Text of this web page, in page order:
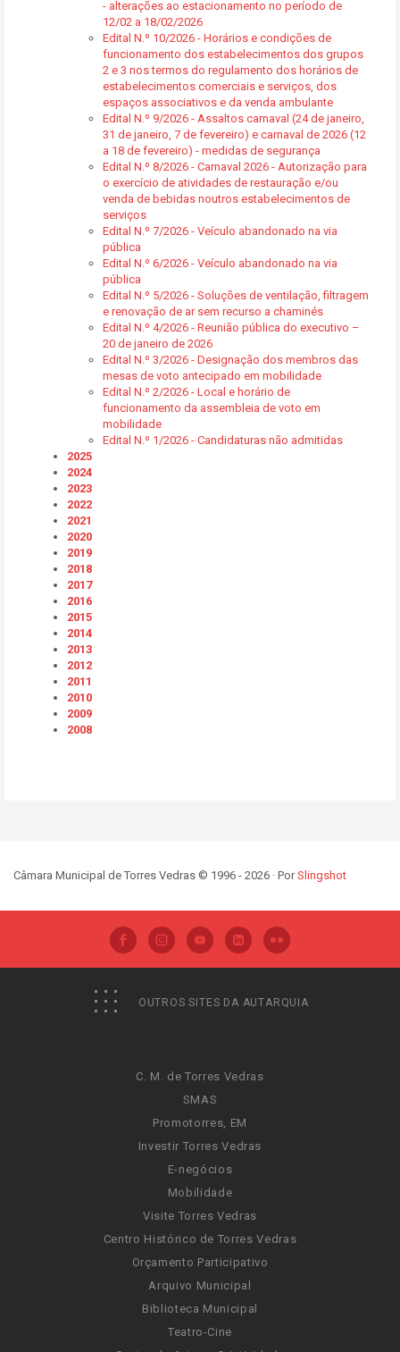
- alterações ao estacionamento no período de
12/02 a 18/02/2026
Edital N.º 10/2026 - Horários e condições de
funcionamento dos estabelecimentos dos grupos
2 e 3 nos termos do regulamento dos horários de
estabelecimentos comerciais e serviços, dos
espaços associativos e da venda ambulante
Edital N.º 9/2026 - Assaltos carnaval (24 de janeiro,
31 de janeiro, 7 de fevereiro) e carnaval de 2026 (12
a 18 de fevereiro) - medidas de segurança
Edital N.º 8/2026 - Carnaval 2026 - Autorização para
o exercício de atividades de restauração e/ou
venda de bebidas noutros estabelecimentos de
serviços
Edital N.º 7/2026 - Veículo abandonado na via
pública
Edital N.º 6/2026 - Veículo abandonado na via
pública
Edital N.º 5/2026 - Soluções de ventilação, filtragem
e renovação de ar sem recurso a chaminés
Edital N.º 4/2026 - Reunião pública do executivo –
20 de janeiro de 2026
Edital N.º 3/2026 - Designação dos membros das
mesas de voto antecipado em mobilidade
Edital N.º 2/2026 - Local e horário de
funcionamento da assembleia de voto em
mobilidade
Edital N.º 1/2026 - Candidaturas não admitidas
2025
2024
2023
2022
2021
2020
2019
2018
2017
2016
2015
2014
2013
2012
2011
2010
2009
2008
Câmara Municipal de Torres Vedras © 1996 - 2026 · PorSlingshot
OUTROS SITES DA AUTARQUIA
C. M. de Torres Vedras
SMAS
Promotorres, EM
Investir Torres Vedras
E-negócios
Mobilidade
Visite Torres Vedras
Centro Histórico de Torres Vedras
Orçamento Participativo
Arquivo Municipal
Biblioteca Municipal
Teatro-Cine